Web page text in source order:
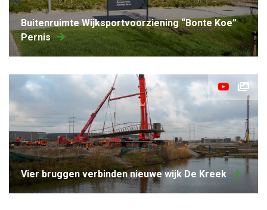
Buitenruimte Wijksportvoorziening “Bonte Koe”
Pernis
Vier bruggen verbinden nieuwe wijk De Kreek